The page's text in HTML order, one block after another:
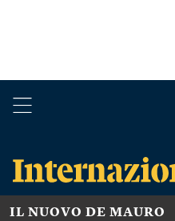
IL NUOVO DE MAURO